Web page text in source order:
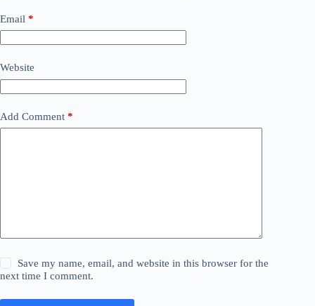
Email *
Website
Add Comment *
Save my name, email, and website in this browser for the
next time I comment.